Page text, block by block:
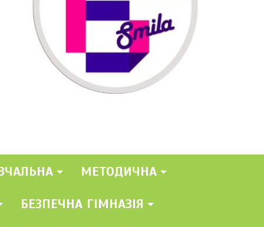
МЕТОДИЧНА
БЕЗПЕЧНА ГІМНАЗІЯ